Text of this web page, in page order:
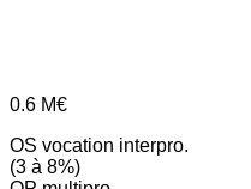
0.6 M€
OS vocation interpro.
(3 à 8%)